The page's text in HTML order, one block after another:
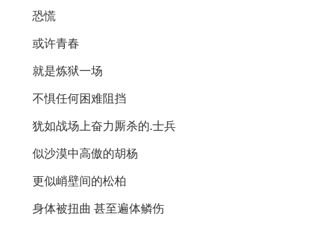
恐慌
或许青春
就是炼狱一场
不惧任何困难阻挡
犹如战场上奋力厮杀的.士兵
似沙漠中高傲的胡杨
更似峭壁间的松柏
身体被扭曲 甚至遍体鳞伤